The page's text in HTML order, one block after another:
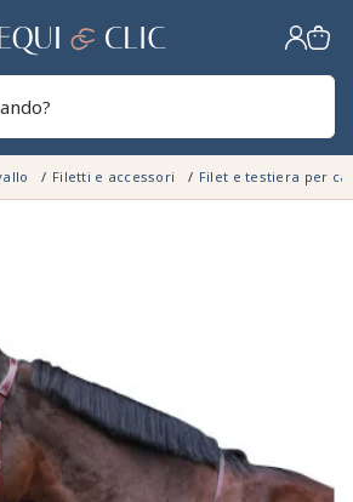
Filetti e accessori Filet e testiera per